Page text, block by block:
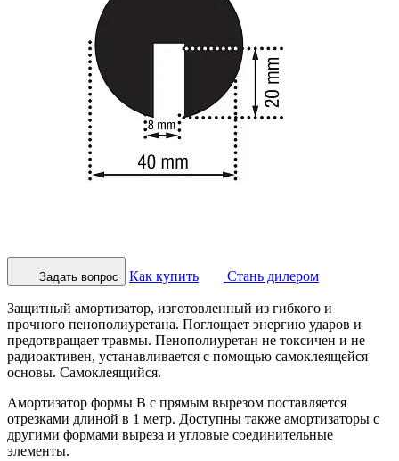
Задать вопрос Как купить Стань дилером
Защитный амортизатор, изготовленный из гибкого и
прочного пенополиуретана. Поглощает энергию ударов и
предотвращает травмы. Пенополиуретан не токсичен и не
радиоактивен, устанавливается с помощью самоклеящейся
основы. Самоклеящийся.
Амортизатор формы B с прямым вырезом поставляется
отрезками длиной в 1 метр. Доступны также амортизаторы с
другими формами выреза и угловые соединительные
элементы.